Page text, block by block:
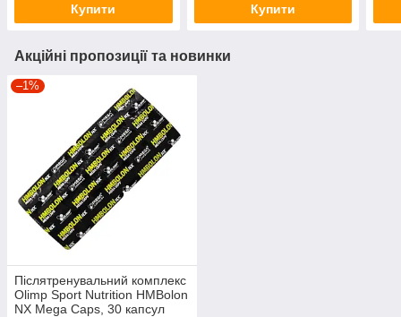
Купити Купити
Акційні пропозиції та новинки
–1%
Післятренувальний комплекс
Olimp Sport Nutrition HMBolon
NX Mega Caps, 30 капсул